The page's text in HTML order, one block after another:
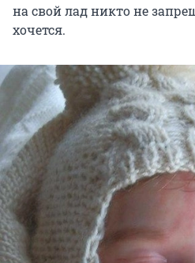
на свой лад никто не
хочется.